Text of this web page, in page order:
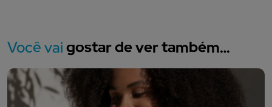
Você vaigostar de ver também…